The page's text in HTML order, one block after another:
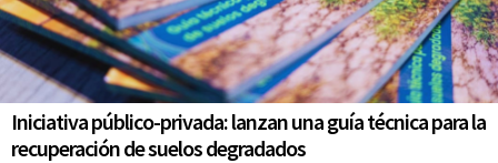
Iniciativa público-privada: lanzan una guía técnica para la
recuperación de suelos degradados